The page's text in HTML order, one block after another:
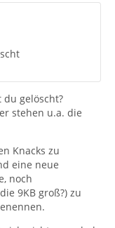
du gelöscht?
stehen u.a. die
Knacks zu
eine neue
noch
9KB groß?) zu